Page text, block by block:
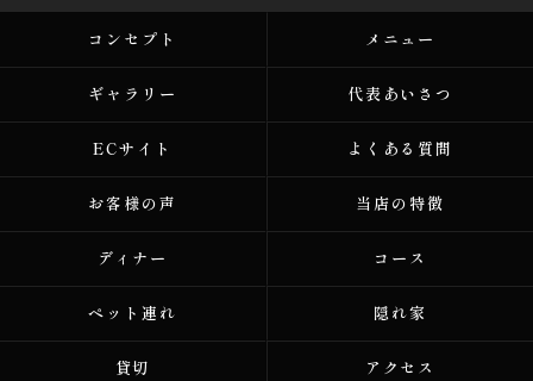
コンセプト メニュー
ギャラリー 代表あいさつ
ECサイト よくある質問
お客様の声 当店の特徴
ディナー コース
ペット連れ 隠れ家
貸切 アクセス